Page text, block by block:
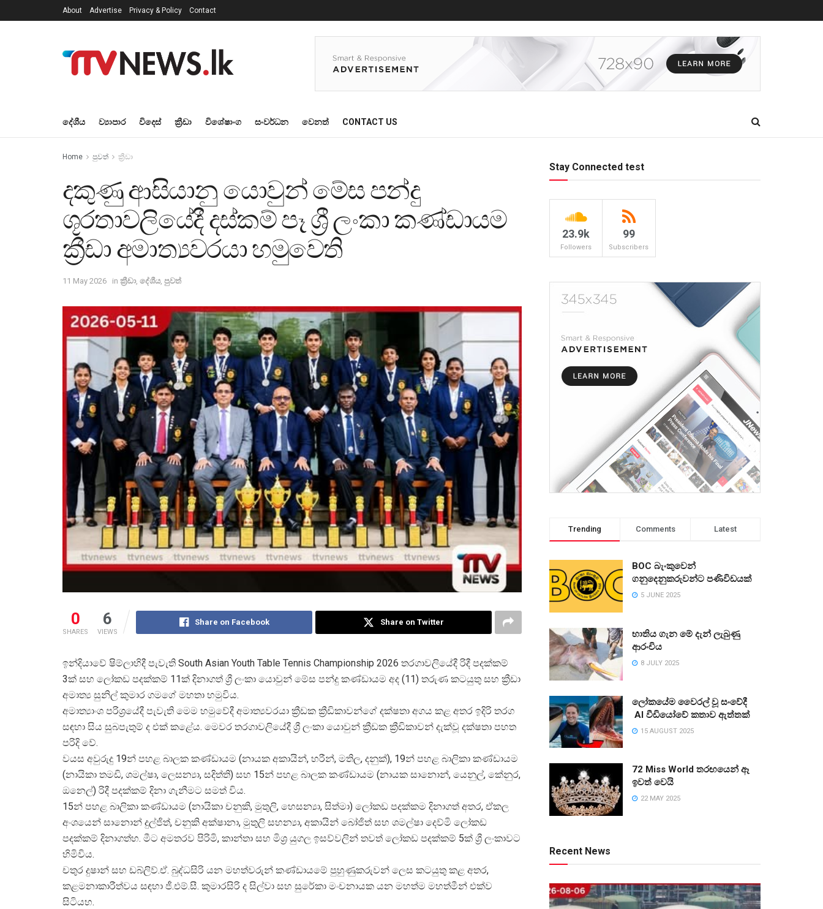
About Advertise Privacy & Policy Contact
දේශීය ව්‍යාපාර විදෙස් ක්‍රීඩා විශේෂාංග සංවර්ධන වෙනත් CONTACT US
Home පුවත් ක්‍රීඩා
දකුණු ආසියානු යොවුන් මේස පන්දු
ශූරතාවලියේදී දස්කම් පෑ ශ්‍රී ලංකා කණ්ඩායම
ක්‍රීඩා අමාත්‍යවරයා හමුවෙති
11 May 2026 in ක්‍රීඩා දේශීය, පුවත්
0
SHARES
6
VIEWS
Share on Facebook Share on Twitter
ඉන්දියාවේ ෂිම්ලාහිදී පැවැති South Asian Youth Table Tennis Championship 2026 තරගාවලියේදී රිදී පදක්කම්
3ක් සහ ලෝකඩ පදක්කම් 11ක් දිනාගත් ශ් රී ලංකා යොවුන් මේස පන්දු කණ්ඩායම අද (11) තරුණ කටයුතු සහ ක්රීඩා
අමාත් ය සුනිල් කුමාර ගමගේ මහතා හමුවිය.
අමාත්යාංශ පරිශ්රයේදී පැවැති මෙම හමුවේදී අමාත්යවරයා ක්රීඩක ක්රීඩිකාවන්ගේ දක්ෂතා අගය කළ අතර ඉදිරි තරග
සඳහා සිය සුබපැතුම් ද එක් කළේය. මෙවර තරගාවලියේදී ශ් රී ලංකා යොවුන් ක්රීඩක ක්රීඩිකාවන් දැක්වූ දක්ෂතා පහත
පරිදි වේ.
වයස අවුරුදු 19න් පහළ බාලක කණ්ඩායම (නායක අකායින්, හරීන්, මතිල, දනුක්), 19න් පහළ බාලිකා කණ්ඩායම
(නායිකා තමඩි, ශමල්ෂා, ලෙසන්යා, සදිත්ති) සහ 15න් පහළ බාලක කණ්ඩායම (නායක සානොන්, යෙනුල්, කේනුර,
ඔනෙල්) රිදී පදක්කම් දිනා ගැනීමට සමත් විය.
15න් පහළ බාලිකා කණ්ඩායම (නායිකා චනුකි, මුතුලි, හෙසන්යා, සිත්මා) ලෝකඩ පදක්කම දිනාගත් අතර, ඒකල
අංශයෙන් සානොන් දුල්ජිත්, චනුකි අක්ෂානා, මුතුලි සහන්යා, අකායින් බෝජිත් සහ ශමල්ෂා දෙව්මි ලෝකඩ
පදක්කම් දිනාගත්හ. මීට අමතරව පිරිමි, කාන්තා සහ මිශ් ර යුගල ඉසව්වලින් තවත් ලෝකඩ පදක්කම් 5ක් ශ් රී ලංකාවට
හිමිවිය.
චතුර දුෂාන් සහ ඩබ්ලිව්.ඒ. බුද්ධසිරි යන මහත්වරුන් කණ්ඩායමේ පුහුණුකරුවන් ලෙස කටයුතු කළ අතර,
කළමනාකාරීත්වය සඳහා ජී.එම්.සී. කුමාරසිරි ද සිල්වා සහ සුරේකා මංචනායක යන මහත්ම මහත්මීන් එක්ව
සිටියහ.
Stay Connected test
23.9k
Followers
99
Subscribers
Trending Comments Latest
BOC බැංකුවෙන්
ගනුදෙනුකරුවන්ට පණිවිඩයක්
5 JUNE 2025
භාතිය ගැන මේ දැන් ලැබුණු
ආරංචිය
8 JULY 2025
ලෝකයේම වෛරල් වූ සංවේදී
AI වීඩියෝවේ කතාව ඇත්තක්
15 AUGUST 2025
72 Miss World තරඟයෙන් ඈ
ඉවත් වෙයි
22 MAY 2025
Recent News